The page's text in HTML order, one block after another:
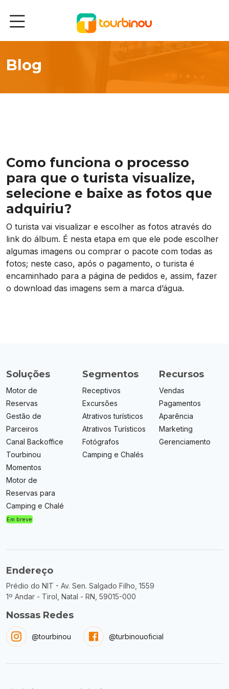
Sobre
Blog
Como funciona o processo
para que o turista visualize,
selecione e baixe as fotos que
adquiriu?
O turista vai visualizar e escolher as fotos através do
link do álbum. É nesta etapa em que ele pode escolher
algumas imagens ou comprar o pacote com todas as
fotos; neste caso, após o pagamento, o turista é
encaminhado para a página de pedidos e, assim, fazer
o download das imagens sem a marca d’água.
Soluções
Motor de
Reservas
Gestão de
Parceiros
Canal Backoffice
Tourbinou
Momentos
Motor de
Reservas para
Camping e Chalé
Em breve
Segmentos
Receptivos
Excursões
Atrativos turísticos
Atrativos Turísticos
Fotógrafos
Camping e Chalés
Recursos
Vendas
Pagamentos
Aparência
Marketing
Gerenciamento
Endereço
Prédio do NIT - Av. Sen. Salgado Filho, 1559
1º Andar - Tirol, Natal - RN, 59015-000
Nossas Redes
@tourbinou @turbinouoficial